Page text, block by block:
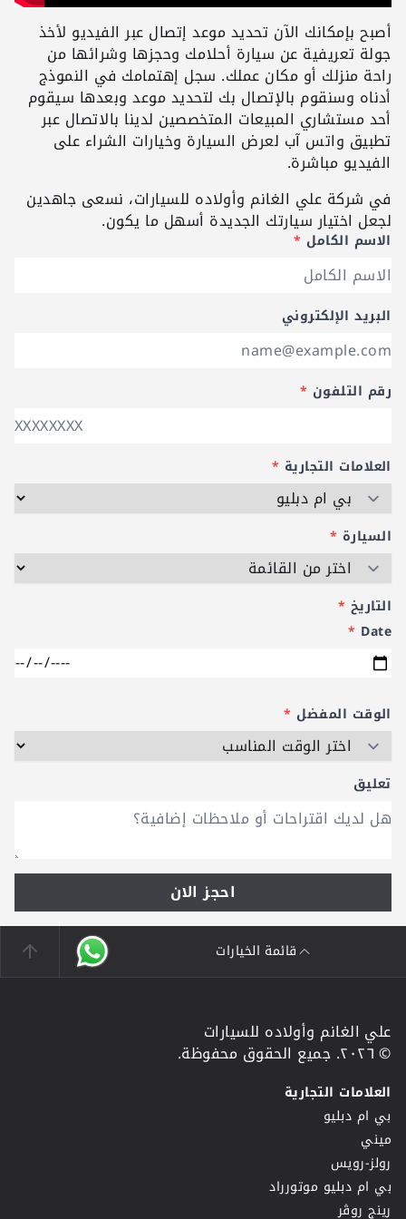
أصبح بإمكانك الآن تحديد موعد إتصال عبر الفيديو لأخذ
جولة تعريفية عن سيارة أحلامك وحجزها وشرائها من
راحة منزلك أو مكان عملك. سجل إهتمامك في النموذج
أدناه وسنقوم بالإتصال بك لتحديد موعد وبعدها سيقوم
أحد مستشاري المبيعات المتخصصين لدينا بالاتصال عبر
تطبيق واتس آب لعرض السيارة وخيارات الشراء على
الفيديو مباشرة.
في شركة علي الغانم وأولاده للسيارات، نسعى جاهدين
لجعل اختيار سيارتك الجديدة أسهل ما يكون.
الاسم الكامل *
البريد الإلكتروني
رقم التلفون *
العلامات التجارية *
السيارة *
التاريخ *
Date
*
الوقت المفضل *
تعليق
احجز الان
قائمة الخيارات
علي الغانم وأولاده للسيارات
© ٢٠٢٦. جميع الحقوق محفوظة.
العلامات التجارية
بي ام دبليو
ميني
رولز-رويس
بي ام دبليو موتورراد
رينج روڤر